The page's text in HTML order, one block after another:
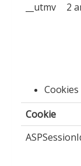
__utmv
2
Cookie